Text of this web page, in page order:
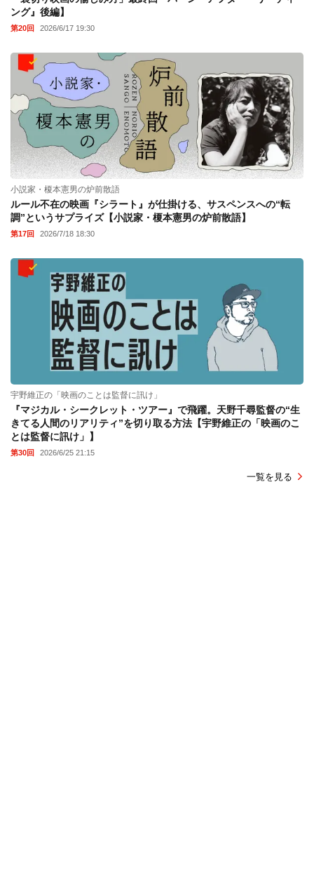
ング』後編】
第20回 2026/6/17 19:30
小説家・榎本憲男の炉前散語
ルール不在の映画『シラート』が仕掛ける、サスペンスへの“転
調”というサプライズ【小説家・榎本憲男の炉前散語】
第17回 2026/7/18 18:30
宇野維正の「映画のことは監督に訊け」
『マジカル・シークレット・ツアー』で飛躍。天野千尋監督の“生
きてる人間のリアリティ”を切り取る方法【宇野維正の「映画のこ
とは監督に訊け」】
第30回 2026/6/25 21:15
一覧を見る